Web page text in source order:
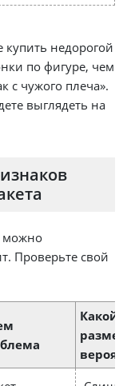
недорогой
по фигуре, чем
с чужого плеча».
выглядеть на
можно
Проверьте свой
Какой